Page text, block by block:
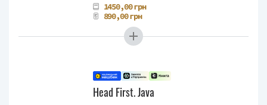
1450,00 грн
890,00 грн
Head First. Java